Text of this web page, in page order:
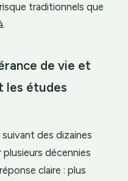
traditionnels que
de vie et
les études
des dizaines
plusieurs décennies
claire : plus